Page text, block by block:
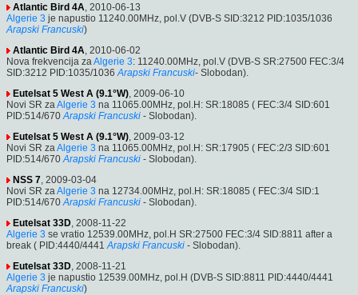
Atlantic Bird 4A , 2010-06-13
Algerie 3 je napustio 11240.00MHz, pol.V (DVB-S SID:3212 PID:1035/1036
Arapski Francuski)
Atlantic Bird 4A , 2010-06-02
Nova frekvencija za Algerie 3: 11240.00MHz, pol.V (DVB-S SR:27500 FEC:3/4
SID:3212 PID:1035/1036 Arapski Francuski- Slobodan).
Eutelsat 5 West A (9.1°W) , 2009-06-10
Novi SR za Algerie 3 na 11065.00MHz, pol.H: SR:18085 ( FEC:3/4 SID:601
PID:514/670 Arapski Francuski - Slobodan).
Eutelsat 5 West A (9.1°W) , 2009-03-12
Novi SR za Algerie 3 na 11065.00MHz, pol.H: SR:17905 ( FEC:2/3 SID:601
PID:514/670 Arapski Francuski - Slobodan).
NSS 7 , 2009-03-04
Novi SR za Algerie 3 na 12734.00MHz, pol.H: SR:18085 ( FEC:3/4 SID:1
PID:514/670 Arapski Francuski - Slobodan).
Eutelsat 33D , 2008-11-22
Algerie 3 se vratio 12539.00MHz, pol.H SR:27500 FEC:3/4 SID:8811 after a
break ( PID:4440/4441 Arapski Francuski - Slobodan).
Eutelsat 33D , 2008-11-21
Algerie 3 je napustio 12539.00MHz, pol.H (DVB-S SID:8811 PID:4440/4441
Arapski Francuski)